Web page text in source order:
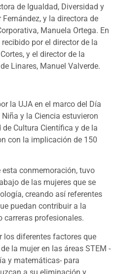
de Igualdad, Diversidad y
y la directora de
Manuela Ortega. En
por el director de la
y el director de la
Linares, Manuel Valverde.
la UJA en el marco del Día
y la Ciencia estuvieron
Cultura Científica y de la
con la implicación de 150
conmemoración, tuvo
de las mujeres que se
creando así referentes
puedan contribuir a la
carreras profesionales.
los diferentes factores que
la mujer en las áreas STEM -
y matemáticas- para